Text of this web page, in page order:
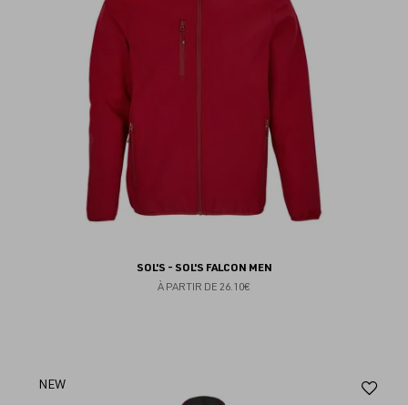
SOL'S - SOL'S FALCON MEN
À PARTIR DE 26.10€
NEW